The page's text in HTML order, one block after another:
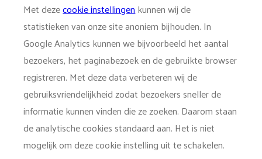
Met dezecookie instellingenkunnen wij de
statistieken van onze site anoniem bijhouden. In
Google Analytics kunnen we bijvoorbeeld het aantal
bezoekers, het paginabezoek en de gebruikte browser
registreren. Met deze data verbeteren wij de
gebruiksvriendelijkheid zodat bezoekers sneller de
informatie kunnen vinden die ze zoeken. Daarom staan
de analytische cookies standaard aan. Het is niet
mogelijk om deze cookie instelling uit te schakelen.